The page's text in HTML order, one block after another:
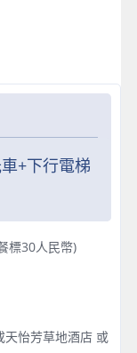
+下行電梯
標30人民幣)
天怡芳草地酒店 或